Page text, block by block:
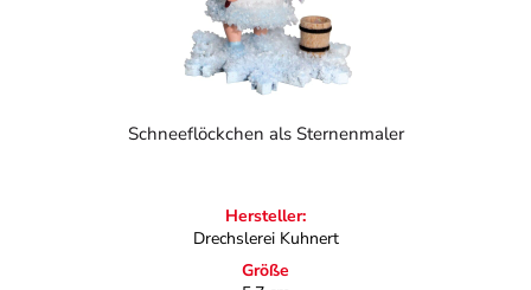
Schneeflöckchen als Sternenmaler
Hersteller:
Drechslerei Kuhnert
Größe